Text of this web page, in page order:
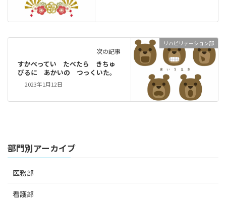
リハビリテーション部
次の記事
すかぺってい たべたら きちゅ
びるに あかいの つっくいた。
2023年1月12日
部門別アーカイブ
医務部
看護部